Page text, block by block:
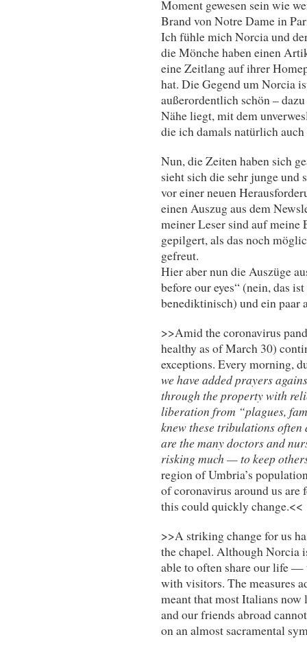
Moment gewesen sein wie
Brand von Notre Dame in
Ich fühle mich Norcia und
die Mönche haben einen
eine Zeitlang auf ihrer
hat. Die Gegend um Norcia
außerordentlich schön –
Nähe liegt, mit dem
die ich damals natürlich auch
Nun, die Zeiten haben sich
sieht sich die sehr junge
vor einer neuen
einen Auszug aus dem
meiner Leser sind auf meine
gepilgert, als das noch
gefreut.
Hier aber nun die Auszüge
before our eyes“ (nein, das
benediktinisch) und ein paar
>>Amid the coronavirus
healthy as of March 30)
exceptions. Every morning,
we have added prayers
through the property with
liberation from “plagues,
knew these tribulations
are the many doctors and
risking much — to keep
region of Umbria’s
of coronavirus around us are
this could quickly change.<<
>>A striking change for us
the chapel. Although Norcia
able to often share our life
with visitors. The measures
meant that most Italians
and our friends abroad
on an almost sacramental